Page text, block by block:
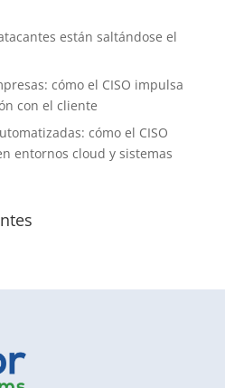
están saltándose el
cómo el CISO impulsa
con el cliente
cómo el CISO
entornos cloud y sistemas